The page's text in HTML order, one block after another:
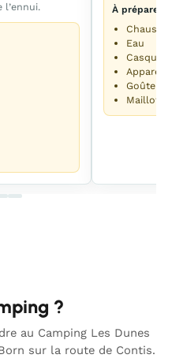
l’ennui.
À préparer
Eau
Appareil
Goûter
Maillot
?
au Camping Les Dunes
sur la route de Contis.